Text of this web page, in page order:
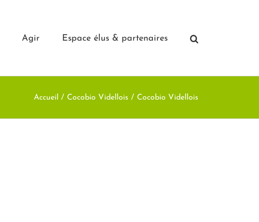
Agir Espace élus & partenaires
Accueil Cocobio Videllois Cocobio Videllois